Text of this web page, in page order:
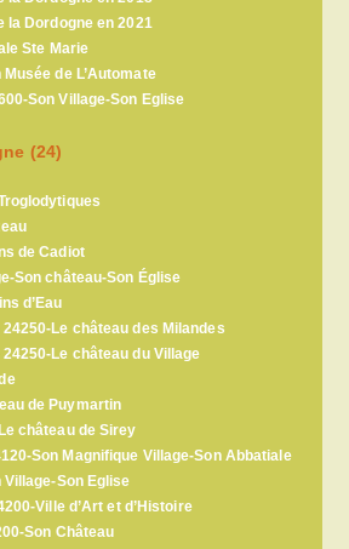
la Dordogne en 2021
Ste Marie
Musée de L’Automate
Son Village-Son Eglise
(24)
de Cadiot
Son château-Son Église
d’Eau
24250-Le château des Milandes
24250-Le château du Village
de Puymartin
château de Sirey
Son Magnifique Village-Son Abbatiale
Village-Son Eglise
Ville d’Art et d’Histoire
Son Château